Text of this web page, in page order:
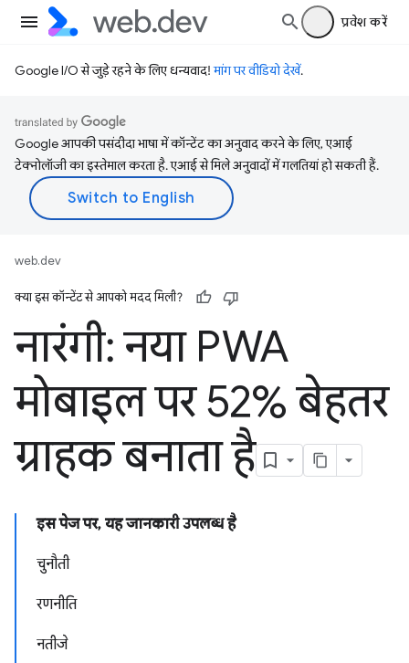
प्रवेश करें
Google I/O से जुड़े रहने के लिए धन्यवाद!मांग पर वीडियो देखें.
Google आपकी पसंदीदा भाषा में कॉन्टेंट का अनुवाद करने के लिए, एआई
टेक्नोलॉजी का इस्तेमाल करता है. एआई से मिले अनुवादों में गलतियां हो सकती हैं.
web.dev
क्या इस कॉन्टेंट से आपको मदद मिली?
नारंगी: नया PWA
मोबाइल पर 52% बेहतर
ग्राहक बनाता है
इस पेज पर, यह जानकारी उपलब्ध है
चुनौती
रणनीति
नतीजे